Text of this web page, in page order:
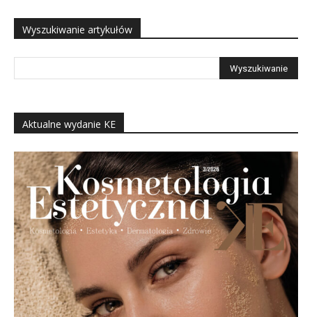
Wyszukiwanie artykułów
Aktualne wydanie KE